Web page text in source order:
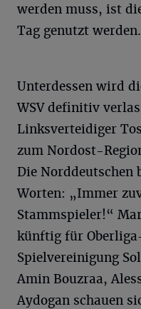
werden muss, ist
Tag genutzt werden.
Unterdessen wird
WSV definitiv
Linksverteidiger
zum Nordost-
Die Norddeutschen
Worten: „Immer
Stammspieler!“
künftig für
Spielvereinigung
Amin Bouzraa,
Aydogan schauen